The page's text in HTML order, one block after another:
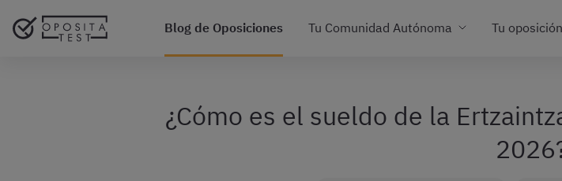
Blog de Oposiciones Tu Comunidad Autónoma Tu oposición
¿Cómo es el sueldo de la